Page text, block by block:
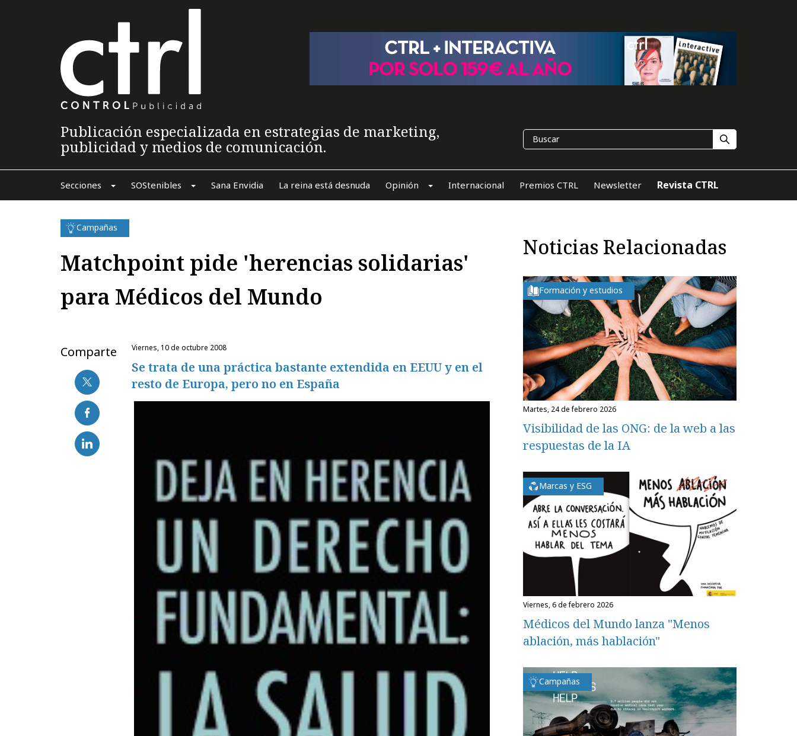
Publicación especializada en estrategias de marketing,
publicidad y medios de comunicación.
Secciones SOStenibles Sana Envidia La reina está desnuda Opinión Internacional Premios CTRL Newsletter Revista CTRL
Campañas
Matchpoint pide 'herencias solidarias'
para Médicos del Mundo
Comparte viernes, 10 de octubre 2008
Se trata de una práctica bastante extendida en EEUU y en el
resto de Europa, pero no en España
Noticias Relacionadas
Formación y estudios
martes, 24 de febrero 2026
Visibilidad de las ONG: de la web a las
respuestas de la IA
Marcas y ESG
viernes, 6 de febrero 2026
Médicos del Mundo lanza "Menos
ablación, más hablación"
Campañas